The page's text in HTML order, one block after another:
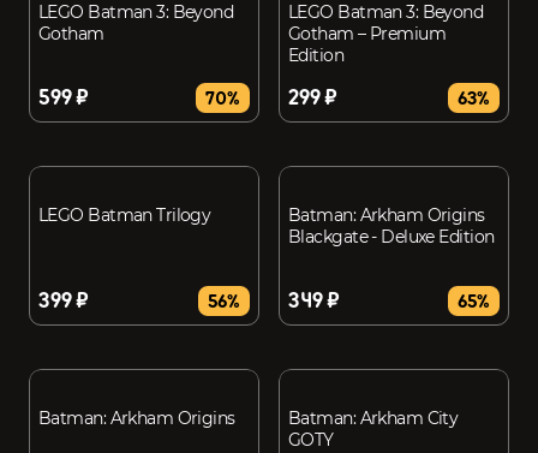
LEGO Batman 3: Beyond
Gotham
599 ₽ 70%
LEGO Batman 3: Beyond
Gotham – Premium
Edition
299 ₽ 63%
LEGO Batman Trilogy
399 ₽ 56%
Batman: Arkham Origins
Blackgate - Deluxe Edition
349 ₽ 65%
Batman: Arkham Origins
Batman: Arkham City
GOTY